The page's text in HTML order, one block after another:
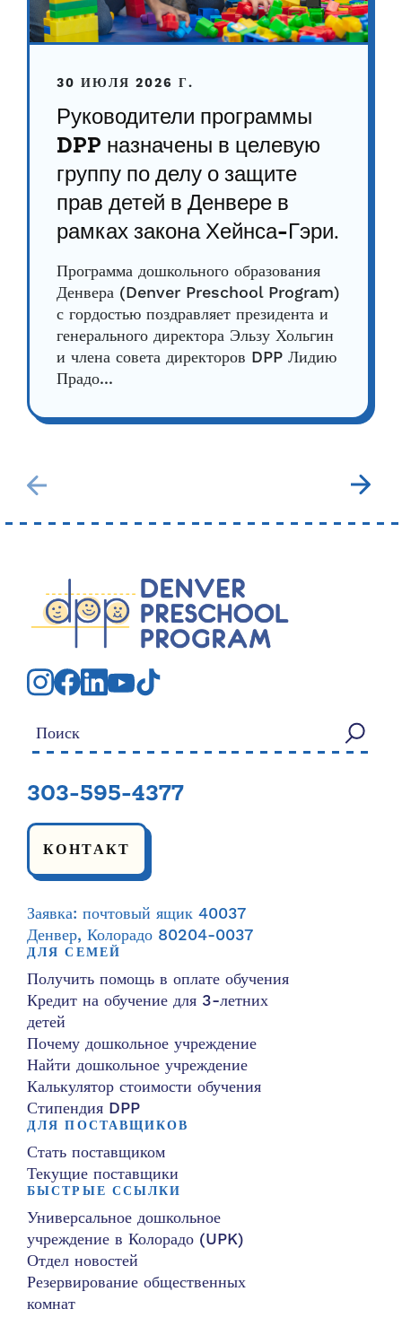
30 ИЮЛЯ 2026 Г.
Руководители программы
DPP назначены в целевую
группу по делу о защите
прав детей в Денвере в
рамках закона Хейнса-Гэри.
Программа дошкольного образования
Денвера (Denver Preschool Program)
с гордостью поздравляет президента и
генерального директора Эльзу Хольгин
и члена совета директоров DPP Лидию
Прадо...
Искать:
303-595-4377
КОНТАКТ
Заявка: почтовый ящик 40037
Денвер, Колорадо 80204-0037
ДЛЯ СЕМЕЙ
Получить помощь в оплате обучения
Кредит на обучение для 3-летних
детей
Почему дошкольное учреждение
Найти дошкольное учреждение
Калькулятор стоимости обучения
Стипендия DPP
ДЛЯ ПОСТАВЩИКОВ
Стать поставщиком
Текущие поставщики
БЫСТРЫЕ ССЫЛКИ
Универсальное дошкольное
учреждение в Колорадо (UPK)
Отдел новостей
Резервирование общественных
комнат